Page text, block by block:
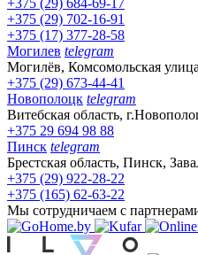
+375 (29) 684-69-17
+375 (29) 702-16-91
+375 (17) 377-28-58
Могилев telegram
Могилёв, Комсомольская
+375 (29) 673-44-41
Новополоцк telegram
Витебская область,
+375 29 694 98 88
Пинск telegram
Брестская область, Пинск,
+375 (29) 922-28-22
+375 (165) 62-63-22
Мы сотрудничаем с